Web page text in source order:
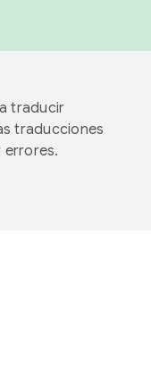
traducir
traducciones
errores.